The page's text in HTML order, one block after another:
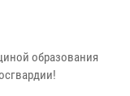
образования